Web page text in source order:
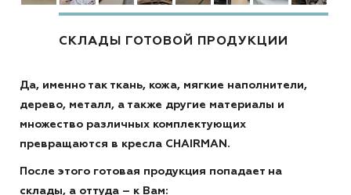
Да, именно так ткань, кожа, мягкие наполнители,
дерево, металл, а также другие материалы и
множество различных комплектующих
превращаются в кресла CHAIRMAN.
После этого готовая продукция попадает на
склады, а оттуда – к Вам:
СКЛАДЫ ГОТОВОЙ ПРОДУКЦИИ